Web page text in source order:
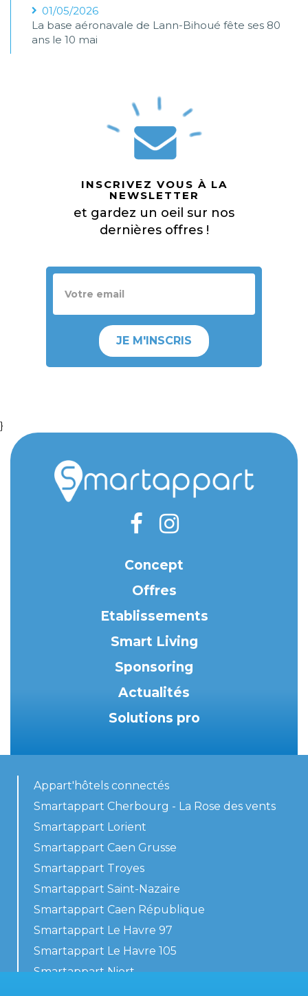
01/05/2026
La base aéronavale de Lann-Bihoué fête ses 80
ans le 10 mai
INSCRIVEZ VOUS À LA
NEWSLETTER
et gardez un oeil sur nos
dernières offres !
JE M'INSCRIS
}
Concept
Offres
Etablissements
Smart Living
Sponsoring
Actualités
Solutions pro
Appart'hôtels connectés
Smartappart Cherbourg - La Rose des vents
Smartappart Lorient
Smartappart Caen Grusse
Smartappart Troyes
Smartappart Saint-Nazaire
Smartappart Caen République
Smartappart Le Havre 97
Smartappart Le Havre 105
Smartappart Niort